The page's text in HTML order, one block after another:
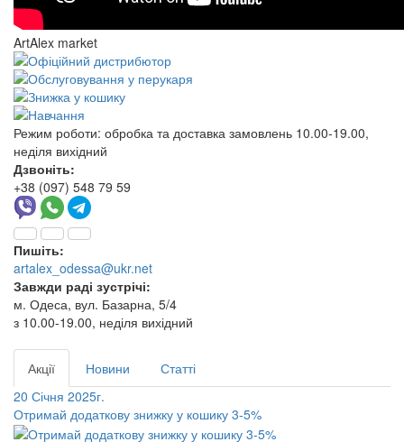
ArtAlex market
Режим роботи: обробка та доставка замовлень 10.00-19.00,
неділя вихідний
Дзвоніть:
+38 (097) 548 79 59
Пишіть:
artalex_odessa@ukr.net
Завжди раді зустрічі:
м. Одеса, вул. Базарна, 5/4
з 10.00-19.00, неділя вихідний
Акції Новини
Статті
20 Січня 2025г.
Отримай додаткову знижку у кошику 3-5%